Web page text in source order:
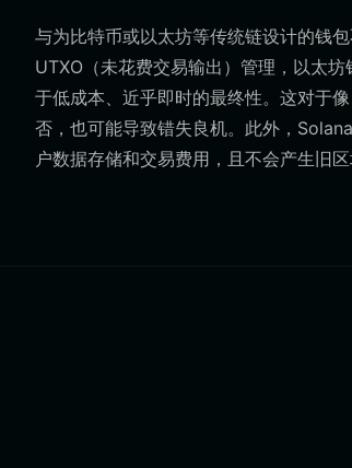
与为比特币或以太坊等传统链设计的钱
UTXO（未花费交易输出）管理，以太
于低成本、近乎即时的最终性。这对于
否，也可能导致错失良机。此外，
户数据存储和交易费用，且不会产生旧